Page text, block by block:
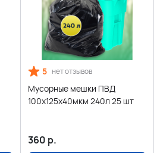
5 нет отзывов
Мусорные мешки ПВД
100х125х40мкм 240л 25 шт
360 р.